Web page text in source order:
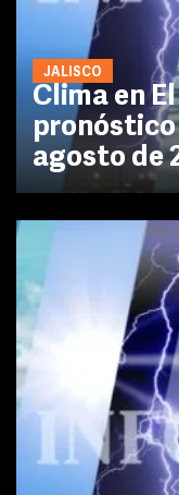
JALISCO
Clima en
pronóstico
agosto de